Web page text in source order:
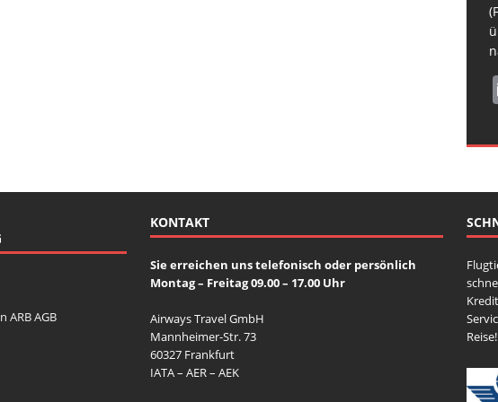
ARB AGB
KONTAKT
Sie erreichen uns telefonisch oder persönlich
Montag – Freitag 09.00 – 17.00 Uhr
Airways Travel GmbH
Mannheimer-Str. 73
60327 Frankfurt
IATA – AER – AEK